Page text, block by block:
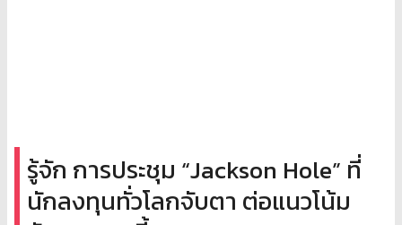
รู้จัก การประชุม “Jackson Hole” ที่
นักลงทุนทั่วโลกจับตา ต่อแนวโน้ม